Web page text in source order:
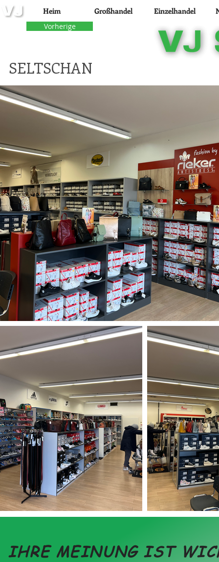
Heim Großhandel Einzelhandel
Vorherige
SELTSCHAN
IHRE MEINUNG IST